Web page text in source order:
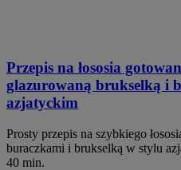
Przepis na łososia
glazurowaną brukselką i
azjatyckim
Prosty przepis na szybkiego
buraczkami i brukselką w stylu
40 min.